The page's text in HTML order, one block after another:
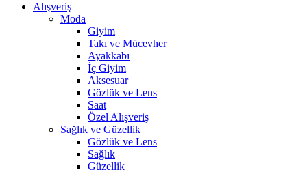
Alışveriş
Moda
Giyim
Takı ve Mücevher
Ayakkabı
İç Giyim
Aksesuar
Gözlük ve Lens
Saat
Özel Alışveriş
Sağlık ve Güzellik
Gözlük ve Lens
Sağlık
Güzellik